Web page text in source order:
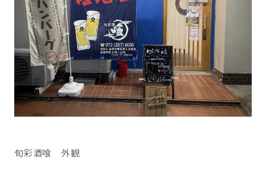
旬彩酒喰 外観